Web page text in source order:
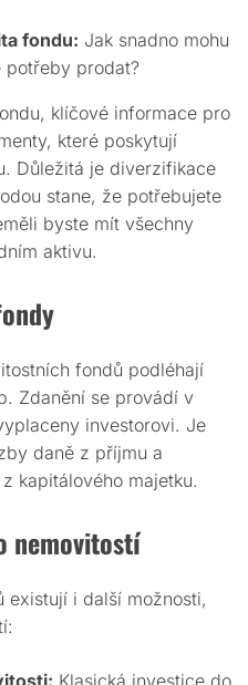
fondu: Jak snadno mohu
prodat?
klíčové informace pro
které poskytují
Důležitá je diverzifikace
stane, že potřebujete
byste mít všechny
aktivu.
fondů podléhají
Zdanění se provádí v
investorovi. Je
daně z příjmu a
kapitálového majetku.
nemovitostí
existují i další možnosti,
Klasická investice do